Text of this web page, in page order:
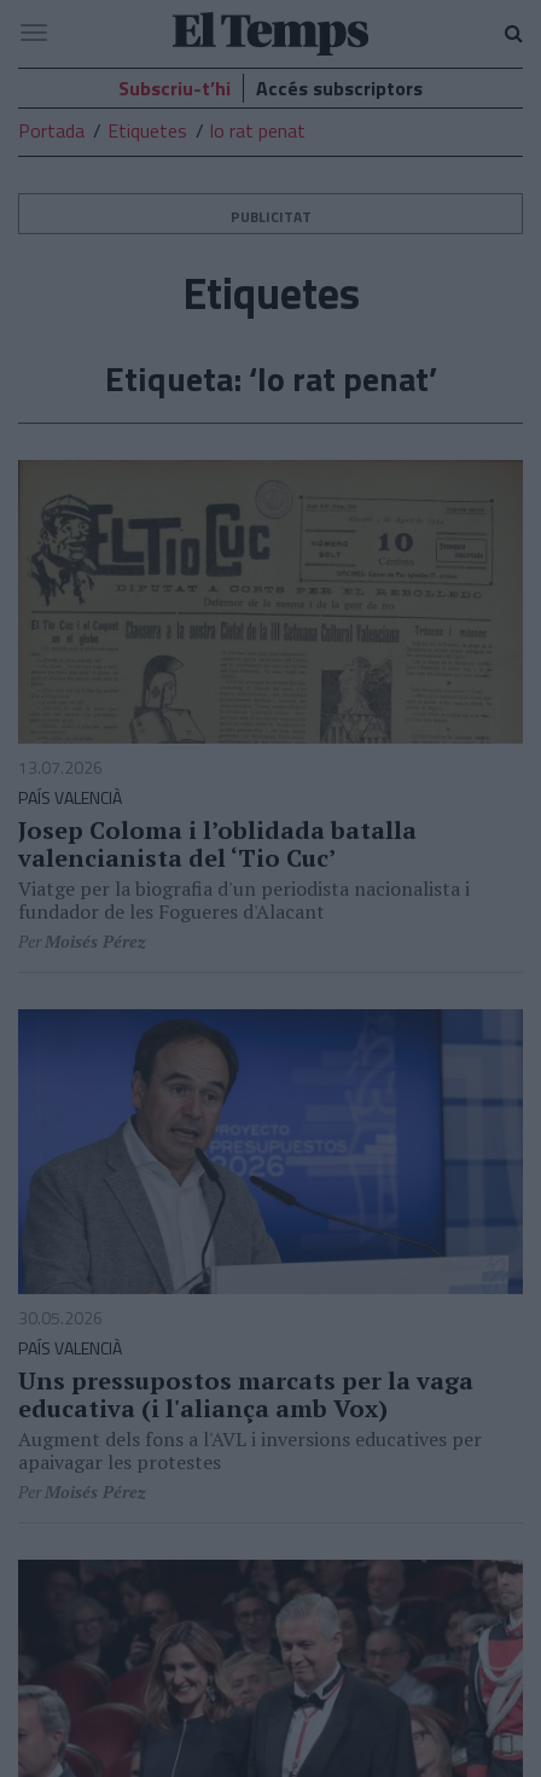
El
Temps
Navegació
Subscriu-t’hi
Accés subscriptors
Portada
Etiquetes lo rat penat
PUBLICITAT
Etiquetes
Etiqueta: ‘lo rat penat’
13.07.2026
PAÍS VALENCIÀ
Josep Coloma i l’oblidada batalla
valencianista del ‘Tio Cuc’
Viatge per la biografia d'un periodista nacionalista i
fundador de les Fogueres d'Alacant
PerMoisés Pérez
30.05.2026
PAÍS VALENCIÀ
Uns pressupostos marcats per la vaga
educativa (i l'aliança amb Vox)
Augment dels fons a l'AVL i inversions educatives per
apaivagar les protestes
PerMoisés Pérez